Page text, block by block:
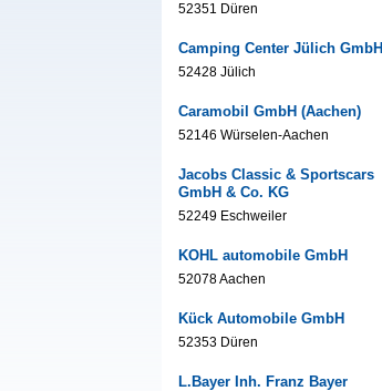
52351 Düren
Camping Center Jülich GmbH
52428 Jülich
Caramobil GmbH (Aachen)
52146 Würselen-Aachen
Jacobs Classic & Sportscars
GmbH & Co. KG
52249 Eschweiler
KOHL automobile GmbH
52078 Aachen
Kück Automobile GmbH
52353 Düren
L.Bayer Inh. Franz Bayer